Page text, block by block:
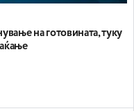
на готовината, туку